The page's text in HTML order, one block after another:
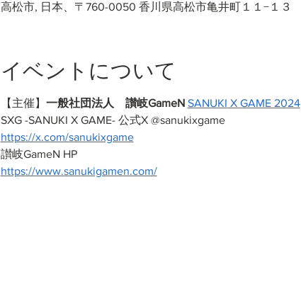
高松市, 日本、〒760-0050 香川県高松市亀井町１１−１３
イベントについて
【主催】 一般社団法人　讃岐GameN SANUKI X GAME 2024
SXG -SANUKI X GAME- 公式X @sanukixgame
https://x.com/sanukixgame
讃岐GameN HP
https://www.sanukigamen.com/